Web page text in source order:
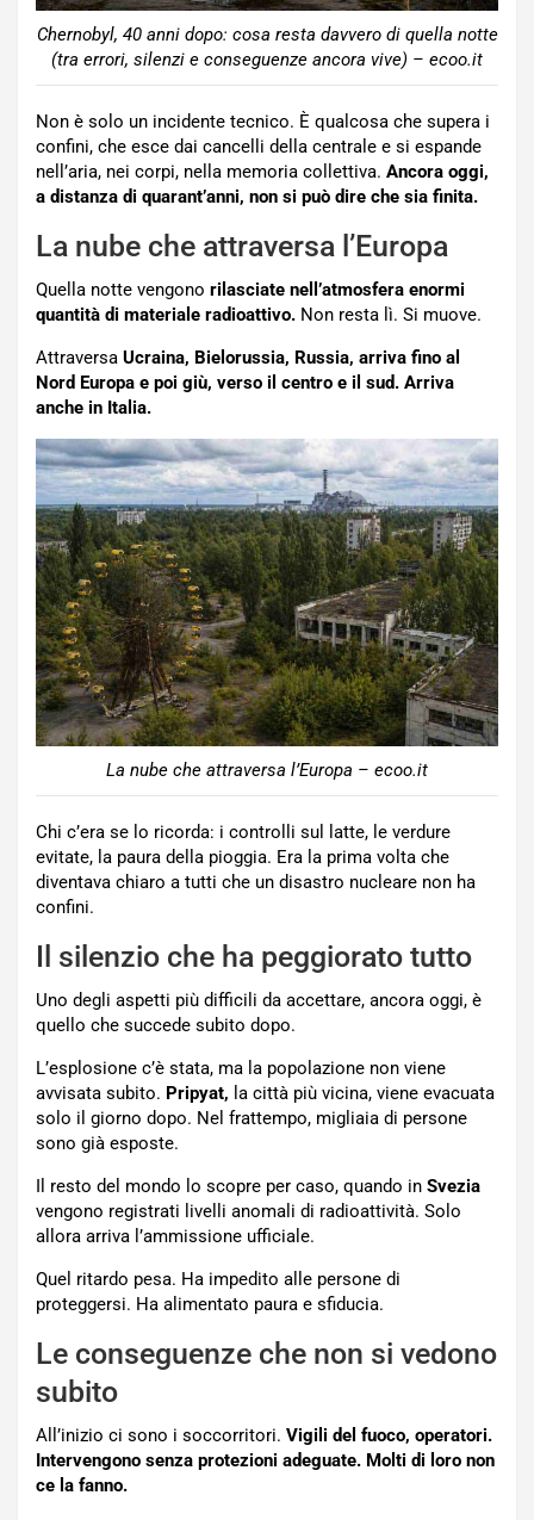
Chernobyl, 40 anni dopo: cosa resta davvero di quella notte
(tra errori, silenzi e conseguenze ancora vive) – ecoo.it
Non è solo un incidente tecnico. È qualcosa che supera i
confini, che esce dai cancelli della centrale e si espande
nell’aria, nei corpi, nella memoria collettiva. Ancora oggi,
a distanza di quarant’anni, non si può dire che sia finita.
La nube che attraversa l’Europa
Quella notte vengono rilasciate nell’atmosfera enormi
quantità di materiale radioattivo. Non resta lì. Si muove.
Attraversa Ucraina, Bielorussia, Russia, arriva fino al
Nord Europa e poi giù, verso il centro e il sud. Arriva
anche in Italia.
La nube che attraversa l’Europa – ecoo.it
Chi c’era se lo ricorda: i controlli sul latte, le verdure
evitate, la paura della pioggia. Era la prima volta che
diventava chiaro a tutti che un disastro nucleare non ha
confini.
Il silenzio che ha peggiorato tutto
Uno degli aspetti più difficili da accettare, ancora oggi, è
quello che succede subito dopo.
L’esplosione c’è stata, ma la popolazione non viene
avvisata subito. Pripyat, la città più vicina, viene evacuata
solo il giorno dopo. Nel frattempo, migliaia di persone
sono già esposte.
Il resto del mondo lo scopre per caso, quando in Svezia
vengono registrati livelli anomali di radioattività. Solo
allora arriva l’ammissione ufficiale.
Quel ritardo pesa. Ha impedito alle persone di
proteggersi. Ha alimentato paura e sfiducia.
Le conseguenze che non si vedono
subito
All’inizio ci sono i soccorritori. Vigili del fuoco, operatori.
Intervengono senza protezioni adeguate. Molti di loro non
ce la fanno.